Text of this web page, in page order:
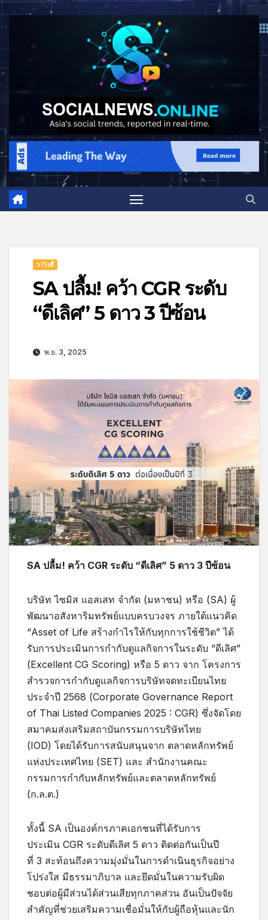
วาไรตี้
SA ปลื้ม! คว้า CGR ระดับ
“ดีเลิศ” 5 ดาว 3 ปีซ้อน
พ.ย. 3, 2025
SA ปลื้ม! คว้า CGR ระดับ “ดีเลิศ” 5 ดาว 3 ปีซ้อน
บริษัท ไซมิส แอสเสท จำกัด (มหาชน) หรือ (SA) ผู้
พัฒนาอสังหาริมทรัพย์แบบครบวงจร ภายใต้แนวคิด
“Asset of Life สร้างกำไรให้กับทุกการใช้ชีวิต” ได้
รับการประเมินการกำกับดูแลกิจการในระดับ “ดีเลิศ”
(Excellent CG Scoring) หรือ 5 ดาว จาก โครงการ
สำรวจการกำกับดูแลกิจการบริษัทจดทะเบียนไทย
ประจำปี 2568 (Corporate Governance Report
of Thai Listed Companies 2025 : CGR) ซึ่งจัดโดย
สมาคมส่งเสริมสถาบันกรรมการบริษัทไทย
(IOD) โดยได้รับการสนับสนุนจาก ตลาดหลักทรัพย์
แห่งประเทศไทย (SET) และ สำนักงานคณะ
กรรมการกำกับหลักทรัพย์และตลาดหลักทรัพย์
(ก.ล.ต.)
ทั้งนี้ SA เป็นองค์กรภาคเอกชนที่ได้รับการ
ประเมิน CGR ระดับดีเลิศ 5 ดาว ติดต่อกันเป็นปี
ที่ 3 สะท้อนถึงความมุ่งมั่นในการดำเนินธุรกิจอย่าง
โปร่งใส มีธรรมาภิบาล และยึดมั่นในความรับผิด
ชอบต่อผู้มีส่วนได้ส่วนเสียทุกภาคส่วน อันเป็นปัจจัย
สำคัญที่ช่วยเสริมความเชื่อมั่นให้กับผู้ถือหุ้นและนัก